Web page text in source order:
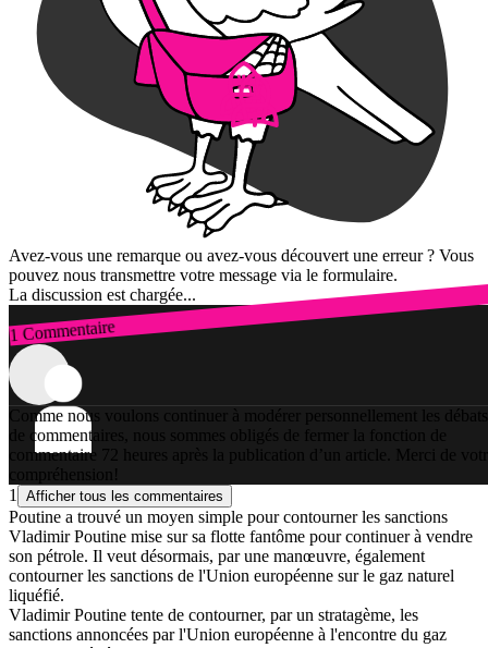
Avez-vous une remarque ou avez-vous découvert une erreur ? Vous
pouvez nous transmettre votre message via le formulaire.
La discussion est chargée...
1 Commentaire
Connexion
Comme nous voulons continuer à modérer personnellement les débats
de commentaires, nous sommes obligés de fermer la fonction de
commentaire 72 heures après la publication d’un article. Merci de
compréhension!
1
Afficher tous les commentaires
Poutine a trouvé un moyen simple pour contourner les sanctions
Vladimir Poutine mise sur sa flotte fantôme pour continuer à vendre
son pétrole. Il veut désormais, par une manœuvre, également
contourner les sanctions de l'Union européenne sur le gaz naturel
liquéfié.
Vladimir Poutine tente de contourner, par un stratagème, les
sanctions annoncées par l'Union européenne à l'encontre du gaz